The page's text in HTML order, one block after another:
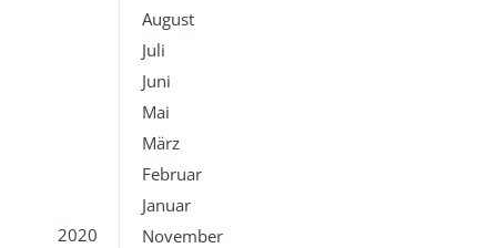
August
Juli
Juni
Mai
März
Februar
Januar
2020
November